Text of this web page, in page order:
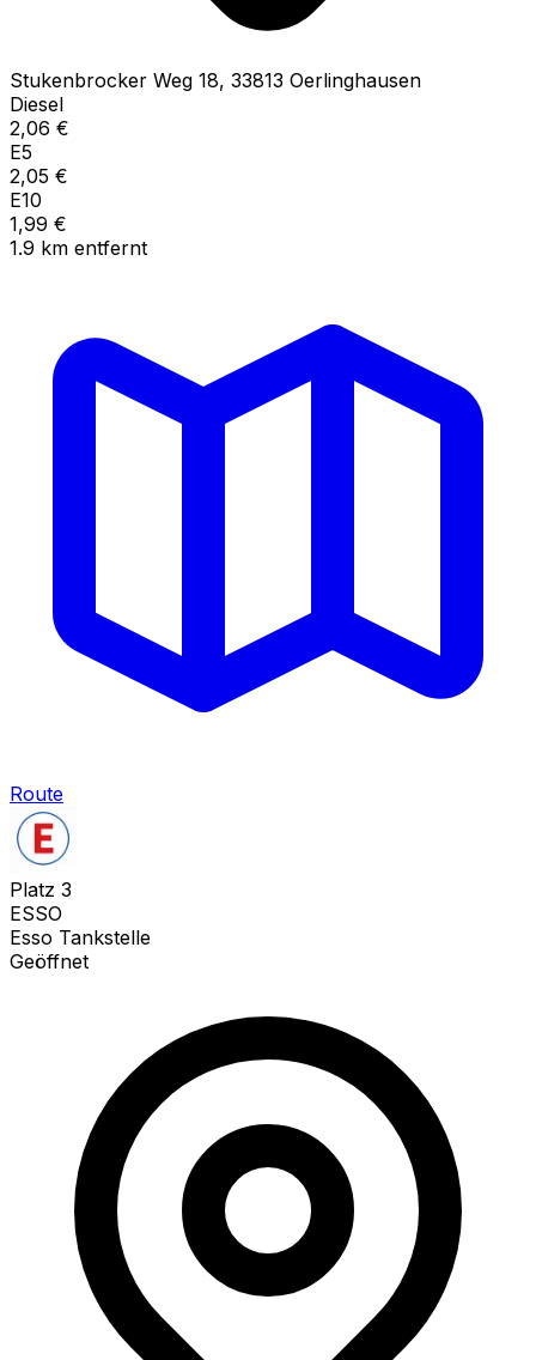
Stukenbrocker Weg 18, 33813 Oerlinghausen
Diesel
2,06 €
E5
2,05 €
E10
1,99 €
1.9 km entfernt
Route
Platz 3
ESSO
Esso Tankstelle
Geöffnet